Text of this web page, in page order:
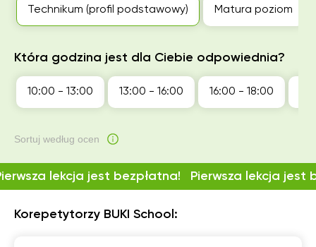
Korepetytorzy BUKI School:
lekcja jest bezpłatna! Pierwsza lekcja jest
Technikum (profil podstawowy) Matura poziom
Która godzina jest dla Ciebie odpowiednia?
10:00 - 13:00 13:00 - 16:00 16:00 - 18:00
Sortuj według ocen